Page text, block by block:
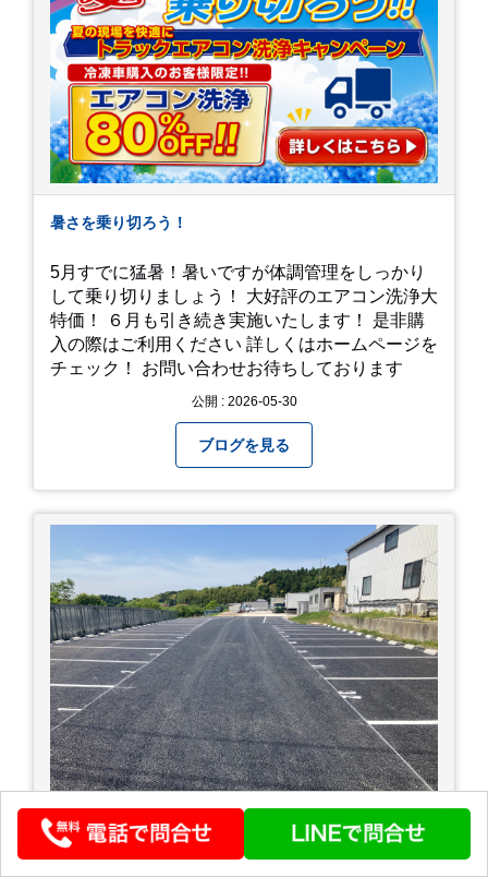
暑さを乗り切ろう！
5月すでに猛暑！暑いですが体調管理をしっかり
して乗り切りましょう！ 大好評のエアコン洗浄大
特価！ ６月も引き続き実施いたします！ 是非購
入の際はご利用ください 詳しくはホームページを
チェック！ お問い合わせお待ちしております
公開 : 2026-05-30
ブログを見る
駐車場完成！